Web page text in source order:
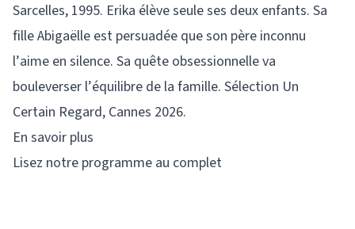
Sarcelles, 1995. Erika élève seule ses deux enfants. Sa
fille Abigaëlle est persuadée que son père inconnu
l’aime en silence. Sa quête obsessionnelle va
bouleverser l’équilibre de la famille. Sélection Un
Certain Regard, Cannes 2026.
En savoir plus
Lisez notre programme au complet